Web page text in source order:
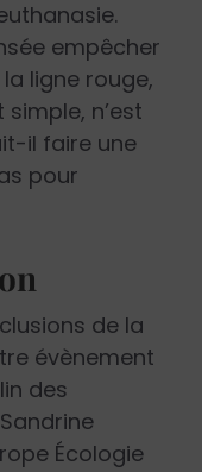
empêcher
ligne rouge,
n’est
il faire une
pour
de la
évènement
des
Écologie